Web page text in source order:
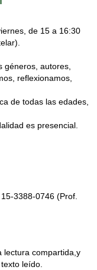
de 15 a 16:30
géneros, autores,
reflexionamos,
de todas las edades,
es presencial.
3388-0746 (Prof.
lectura compartida,y
leído.